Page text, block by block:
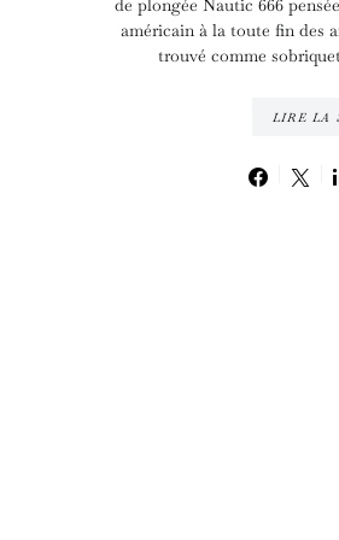
de plongée Nautic 666
américain à la toute fin des
trouvé comme
LIRE LA